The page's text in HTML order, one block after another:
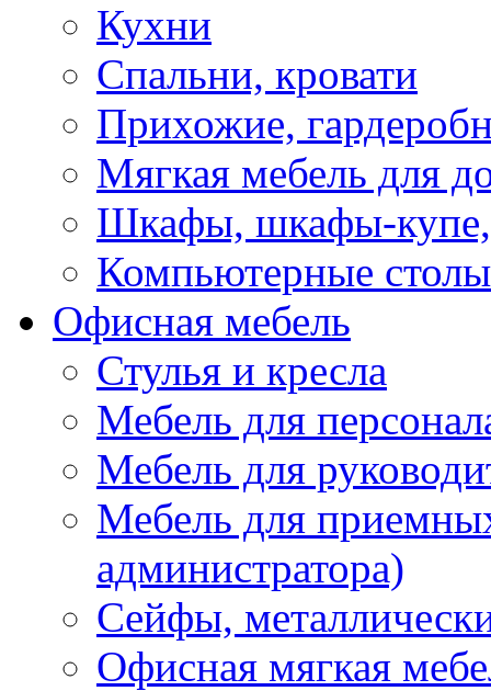
Кухни
Спальни, кровати
Прихожие,
Мягкая мебель для
Шкафы, шкафы-купе,
Компьютерные столы
Офисная мебель
Стулья и кресла
Мебель для
Мебель для
Мебель для
администратора)
Сейфы,
Офисная мягкая